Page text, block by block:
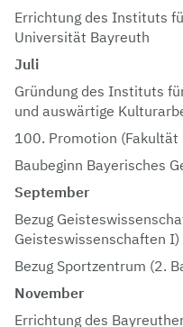
Errichtung des Instituts
Universität Bayreuth
Juli
Gründung des Instituts
und auswärtige
100. Promotion
Baubeginn Bayerisches
September
Bezug
Geisteswissenschaften I)
Bezug Sportzentrum (2.
November
Errichtung des